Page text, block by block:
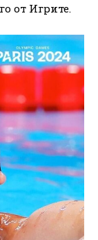
от Игрите.